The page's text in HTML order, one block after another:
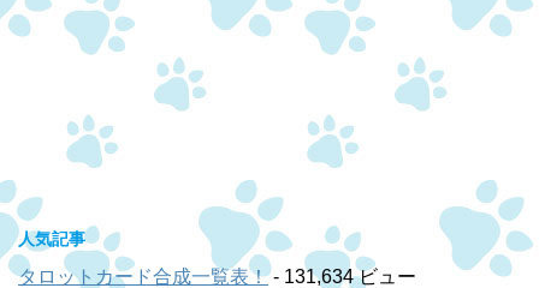
人気記事
タロットカード合成一覧表！- 131,634 ビュー